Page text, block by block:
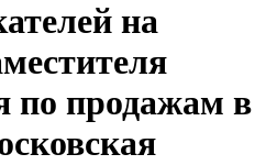
на
по продажам в